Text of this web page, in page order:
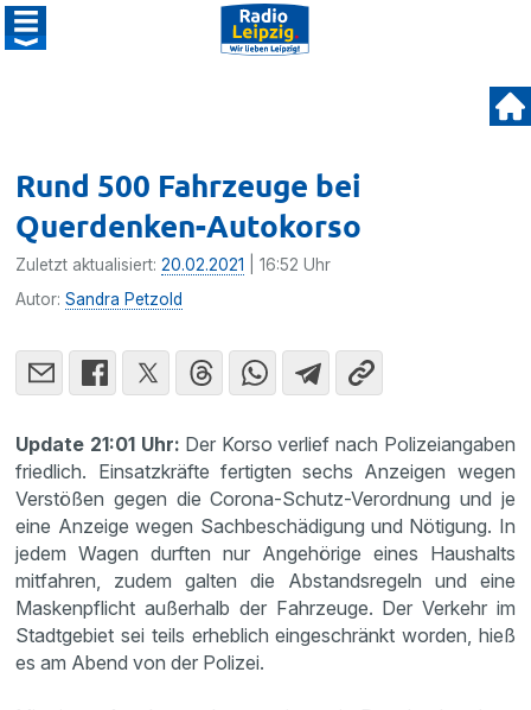
Rund 500 Fahrzeuge bei
Querdenken-Autokorso
Zuletzt aktualisiert:20.02.2021
| 16:52 Uhr
Autor:Sandra Petzold
Update 21:01 Uhr: Der Korso verlief nach Polizeiangaben
friedlich. Einsatzkräfte fertigten sechs Anzeigen wegen
Verstößen gegen die Corona-Schutz-Verordnung und je
eine Anzeige wegen Sachbeschädigung und Nötigung. In
jedem Wagen durften nur Angehörige eines Haushalts
mitfahren, zudem galten die Abstandsregeln und eine
Maskenpflicht außerhalb der Fahrzeuge. Der Verkehr im
Stadtgebiet sei teils erheblich eingeschränkt worden, hieß
es am Abend von der Polizei.